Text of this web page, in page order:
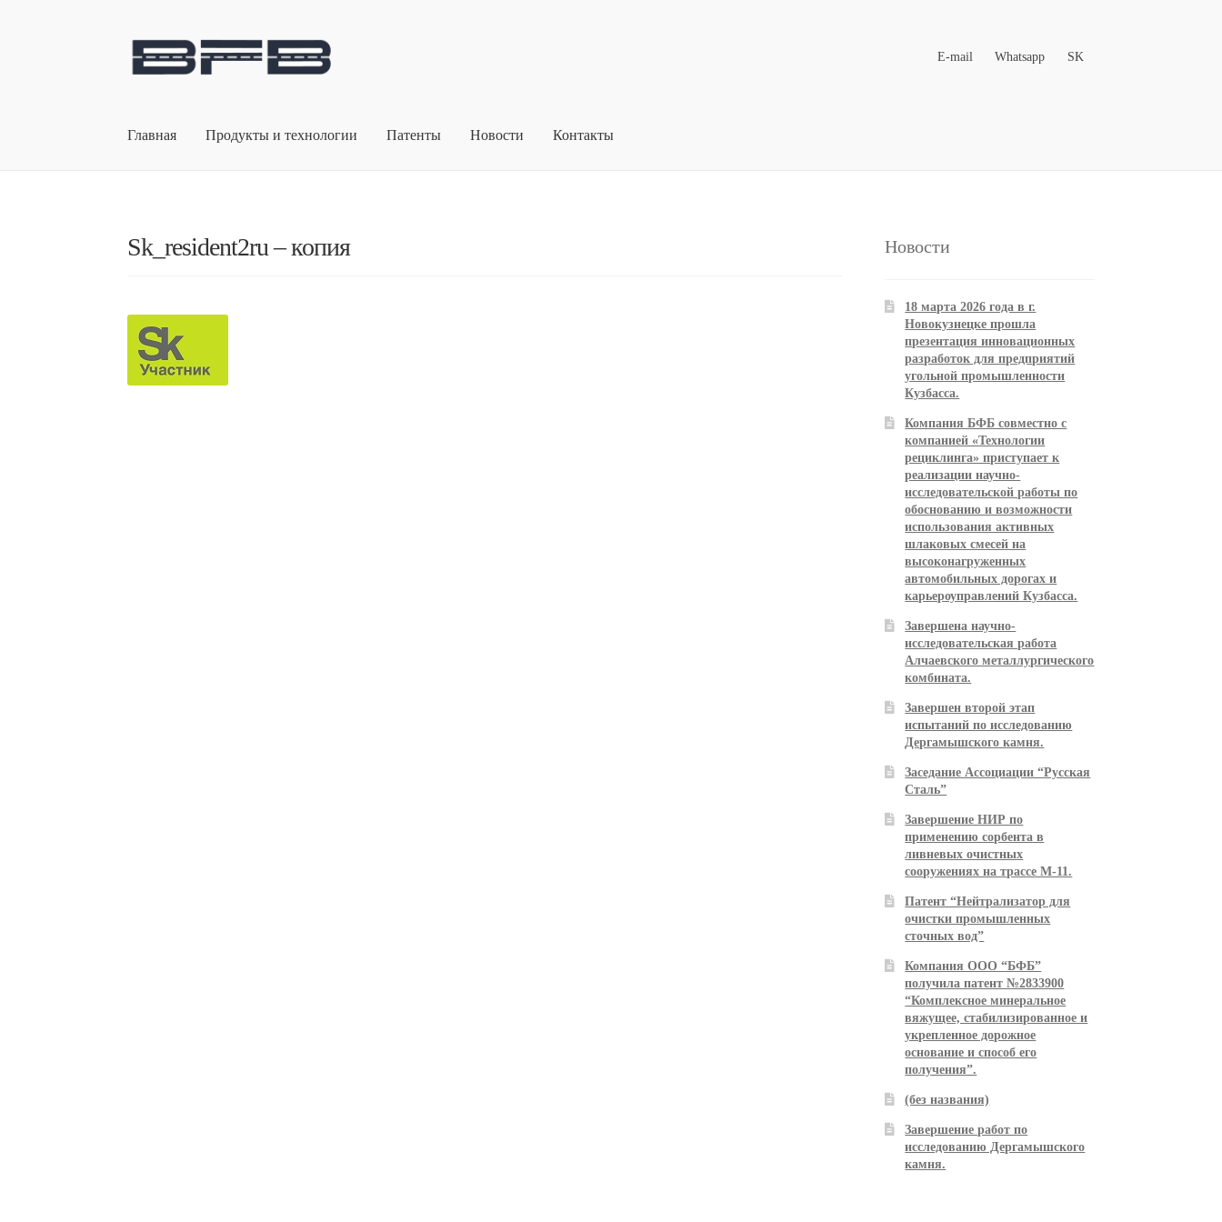
Перейти
к
Перейти
к
E-mail Whatsapp SK
Главная Продукты и технологии Патенты Новости Контакты
Sk_resident2ru – копия Новости
18 марта 2026 года в г.
Новокузнецке прошла
презентация инновационных
разработок для предприятий
угольной промышленности
Кузбасса.
Компания БФБ совместно с
компанией «Технологии
рециклинга» приступает к
реализации научно-
исследовательской работы по
обоснованию и возможности
использования активных
шлаковых смесей на
высоконагруженных
автомобильных дорогах и
карьероуправлений Кузбасса.
Завершена научно-
исследовательская работа
Алчаевского металлургического
комбината.
Завершен второй этап
испытаний по исследованию
Дергамышского камня.
Заседание Ассоциации “Русская
Сталь”
Завершение НИР по
применению сорбента в
ливневых очистных
сооружениях на трассе М-11.
Патент “Нейтрализатор для
очистки промышленных
сточных вод”
Компания ООО “БФБ”
получила патент №2833900
“Комплексное минеральное
вяжущее, стабилизированное и
укрепленное дорожное
основание и способ его
получения”.
(без названия)
Завершение работ по
исследованию Дергамышского
камня.